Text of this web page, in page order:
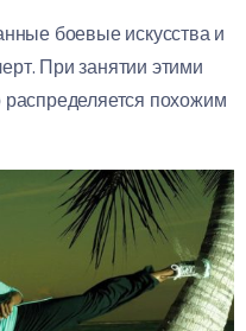
боевые искусства и
При занятии этими
распределяется похожим